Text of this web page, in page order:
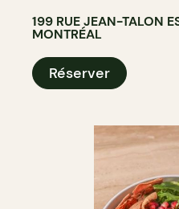
199 RUE JEAN-TALON
MONTRÉAL
Réserver